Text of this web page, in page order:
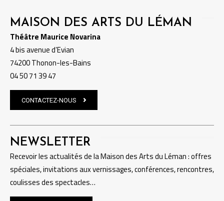
MAISON DES ARTS DU LÉMAN
Théâtre Maurice Novarina
4 bis avenue d’Evian
74200 Thonon-les-Bains
04 50 71 39 47
CONTACTEZ-NOUS
NEWSLETTER
Recevoir les actualités de la Maison des Arts du Léman : offres
spéciales, invitations aux vernissages, conférences, rencontres,
coulisses des spectacles…